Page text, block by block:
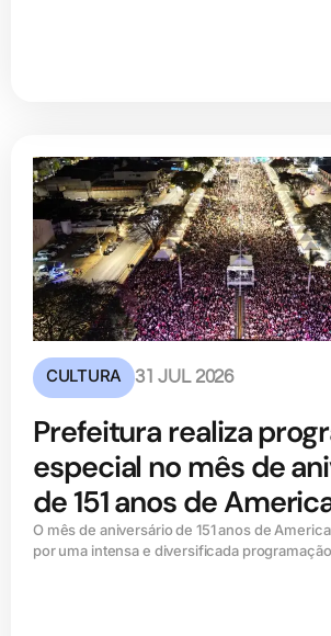
CULTURA 31 JUL 2026
Prefeitura realiza
especial no mês de
de 151 anos de
O mês de aniversário de 151 anos de
por uma intensa e diversificada